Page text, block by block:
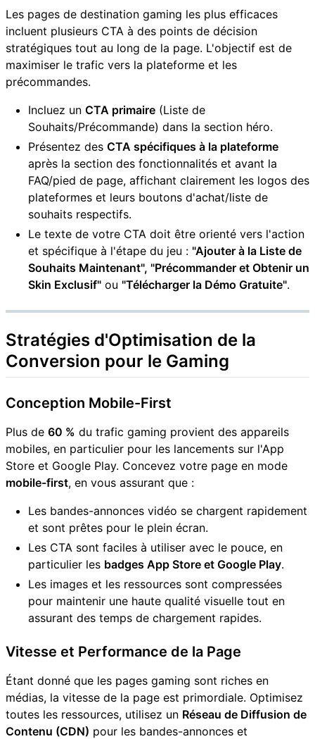
Les pages de destination gaming les plus efficaces
incluent plusieurs CTA à des points de décision
stratégiques tout au long de la page. L'objectif est de
maximiser le trafic vers la plateforme et les
précommandes.
Incluez un CTA primaire (Liste de
Souhaits/Précommande) dans la section héro.
Présentez des CTA spécifiques à la plateforme
après la section des fonctionnalités et avant la
FAQ/pied de page, affichant clairement les logos des
plateformes et leurs boutons d'achat/liste de
souhaits respectifs.
Le texte de votre CTA doit être orienté vers l'action
et spécifique à l'étape du jeu : "Ajouter à la Liste de
Souhaits Maintenant", "Précommander et Obtenir un
Skin Exclusif" ou "Télécharger la Démo Gratuite".
Stratégies d'Optimisation de la
Conversion pour le Gaming
Conception Mobile-First
Plus de 60 % du trafic gaming provient des appareils
mobiles, en particulier pour les lancements sur l'App
Store et Google Play. Concevez votre page en mode
mobile-first, en vous assurant que :
Les bandes-annonces vidéo se chargent rapidement
et sont prêtes pour le plein écran.
Les CTA sont faciles à utiliser avec le pouce, en
particulier les badges App Store et Google Play.
Les images et les ressources sont compressées
pour maintenir une haute qualité visuelle tout en
assurant des temps de chargement rapides.
Vitesse et Performance de la Page
Étant donné que les pages gaming sont riches en
médias, la vitesse de la page est primordiale. Optimisez
toutes les ressources, utilisez un Réseau de Diffusion de
Contenu (CDN) pour les bandes-annonces et